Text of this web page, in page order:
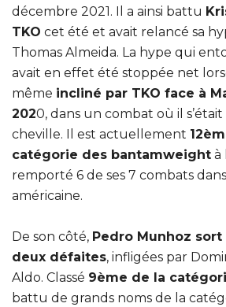
décembre 2021. Il a ainsi battu
TKO cet été et avait relancé sa
Thomas Almeida. La hype qui
avait en effet été stoppée net
même incliné par TKO face à
2020, dans un combat où il s’était
cheville. Il est actuellement
catégorie des bantamweight à
remporté 6 de ses 7 combats
américaine.
De son côté, Pedro Munhoz
deux défaites, infligées par
Aldo. Classé 9ème de la
battu de grands noms de la